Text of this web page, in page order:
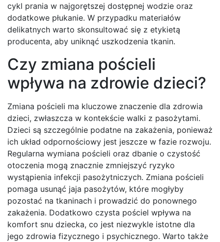
cykl prania w najgorętszej dostępnej wodzie oraz
dodatkowe płukanie. W przypadku materiałów
delikatnych warto skonsultować się z etykietą
producenta, aby uniknąć uszkodzenia tkanin.
Czy zmiana pościeli
wpływa na zdrowie dzieci?
Zmiana pościeli ma kluczowe znaczenie dla zdrowia
dzieci, zwłaszcza w kontekście walki z pasożytami.
Dzieci są szczególnie podatne na zakażenia, ponieważ
ich układ odpornościowy jest jeszcze w fazie rozwoju.
Regularna wymiana pościeli oraz dbanie o czystość
otoczenia mogą znacznie zmniejszyć ryzyko
wystąpienia infekcji pasożytniczych. Zmiana pościeli
pomaga usunąć jaja pasożytów, które mogłyby
pozostać na tkaninach i prowadzić do ponownego
zakażenia. Dodatkowo czysta pościel wpływa na
komfort snu dziecka, co jest niezwykle istotne dla
jego zdrowia fizycznego i psychicznego. Warto także